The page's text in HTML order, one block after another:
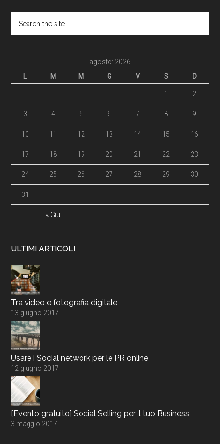
agosto: 2026
L
M M G V S D
« Giu
1 2
3 4 5 6 7 8 9
10 11 12 13 14 15 16
17 18 19 20 21 22 23
24 25 26 27 28 29 30
31
ULTIMI ARTICOLI
Tra video e fotografia digitale
13 giugno 2017
Usare i Social network per le PR online
12 giugno 2017
[Evento gratuito] Social Selling per il tuo Business
3 maggio 2017